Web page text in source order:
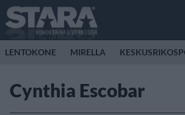
LENTOKONE MIRELLA
Cynthia Escobar